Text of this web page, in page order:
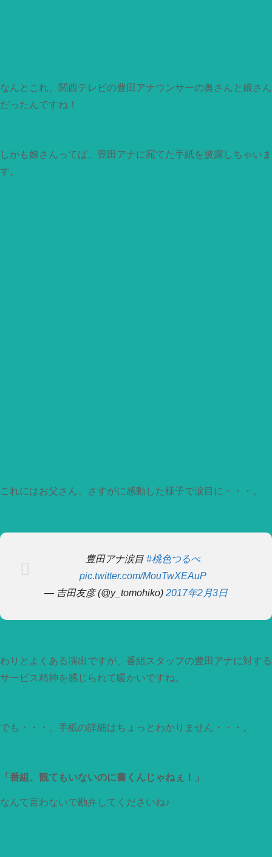
なんとこれ、関西テレビの豊田アナウンサーの奥さんと娘さん
だったんですね！
しかも娘さんってば、豊田アナに宛てた手紙を披露しちゃいま
す。
これにはお父さん、さすがに感動した様子で涙目に・・・。
豊田アナ涙目 #桃色つるべ
pic.twitter.com/MouTwXEAuP
— 吉田友彦 (@y_tomohiko) 2017年2月3日
わりとよくある演出ですが、番組スタッフの豊田アナに対する
サービス精神を感じられて暖かいですね。
でも・・・、手紙の詳細はちょっとわかりません・・・。
「番組、観てもいないのに書くんじゃねぇ！」
なんて言わないで勘弁してくださいね♪